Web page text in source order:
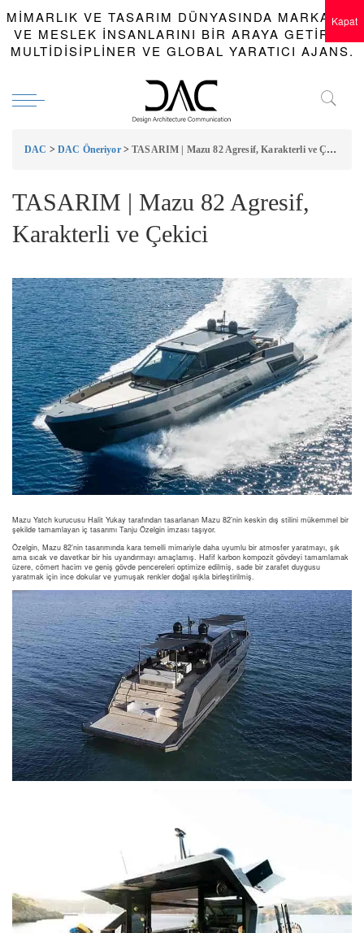
MIMARLIK VE TASARIM DÜNYASINDA MARKALAR
VE MESLEK INSANLARINI BIR ARAYA GETIREN
MULTIDISIPLINER VE GLOBAL YARATICI AJANS.
DAC > DAC Öneriyor>TASARIM | Mazu 82 Agresif, Karakterli ve Çekici
TASARIM | Mazu 82 Agresif,
Karakterli ve Çekici
Mazu Yatch kurucusu Halit Yukay tarafından tasarlanan Mazu 82’nin keskin dış stilini mükemmel bir
şekilde tamamlayan iç tasarımı Tanju Özelgin imzası taşıyor.
Özelgin, Mazu 82’nin tasarımında kara temelli mimariyle daha uyumlu bir atmosfer yaratmayı, şık
ama sıcak ve davetkar bir his uyandırmayı amaçlamış. Hafif karbon kompozit gövdeyi tamamlamak
üzere, cömert hacim ve geniş gövde pencereleri optimize edilmiş, sade bir zarafet duygusu
yaratmak için ince dokular ve yumuşak renkler doğal ışıkla birleştirilmiş.
Kapat